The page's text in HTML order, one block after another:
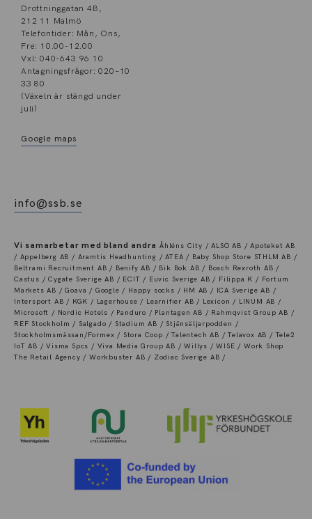
Drottninggatan 4B,
212 11 Malmö
Telefontider: Mån, Ons,
Fre: 10.00-12.00
Vxl: 040-643 96 10
Antagningsfrågor: 020–10
33 80
(Växeln är stängd under
juli)
Google maps
info@ssb.se
Vi samarbetar med bland andra Åhléns City / ALSO AB / Apoteket AB
/ Appelberg AB / Aramtis Headhunting / ATEA / Baby Shop Store STHLM AB /
Beltrami Recruitment AB / Benify AB / Bik Bok AB / Bosch Rexroth AB /
Castus / Cygate Sverige AB / ECIT / Euvic Sverige AB / Filippa K / Fortum
Markets AB / Goava / Google / Happy socks / HM AB / ICA Sverige AB /
Intersport AB / KGK / Lagerhouse / Learnifier AB / Lexicon / LINUM AB /
Microsoft / Nordic Hotels / Panduro / Plantagen AB / Rahmqvist Group AB /
REF Stockholm / Salgado / Stadium AB / Stjänsäljarpodden /
Stockholmsmässan/Formex / Stora Coop / Talentech AB / Telavox AB / Tele2
IoT AB / Visma Spcs / Viva Media Group AB / Willys / WISE / Work Shop
The Retail Agency / Workbuster AB / Zodiac Sverige AB /